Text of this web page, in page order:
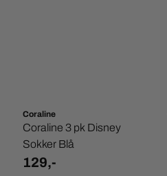
Coraline
Coraline 3 pk Disney
Sokker Blå
129,-